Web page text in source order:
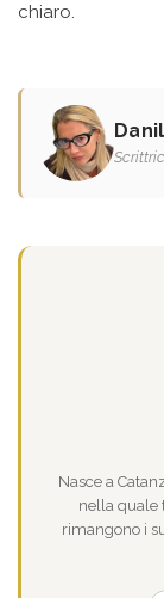
chiaro.
Nasce a
nella quale
rimangono i